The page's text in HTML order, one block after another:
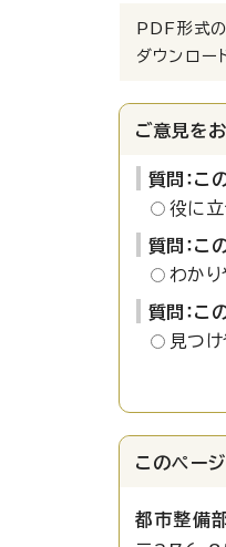
PDF形式の
ダウンロー
ご意見を
質問：こ
役に
質問：こ
わか
質問：こ
見つ
このペー
都市整備